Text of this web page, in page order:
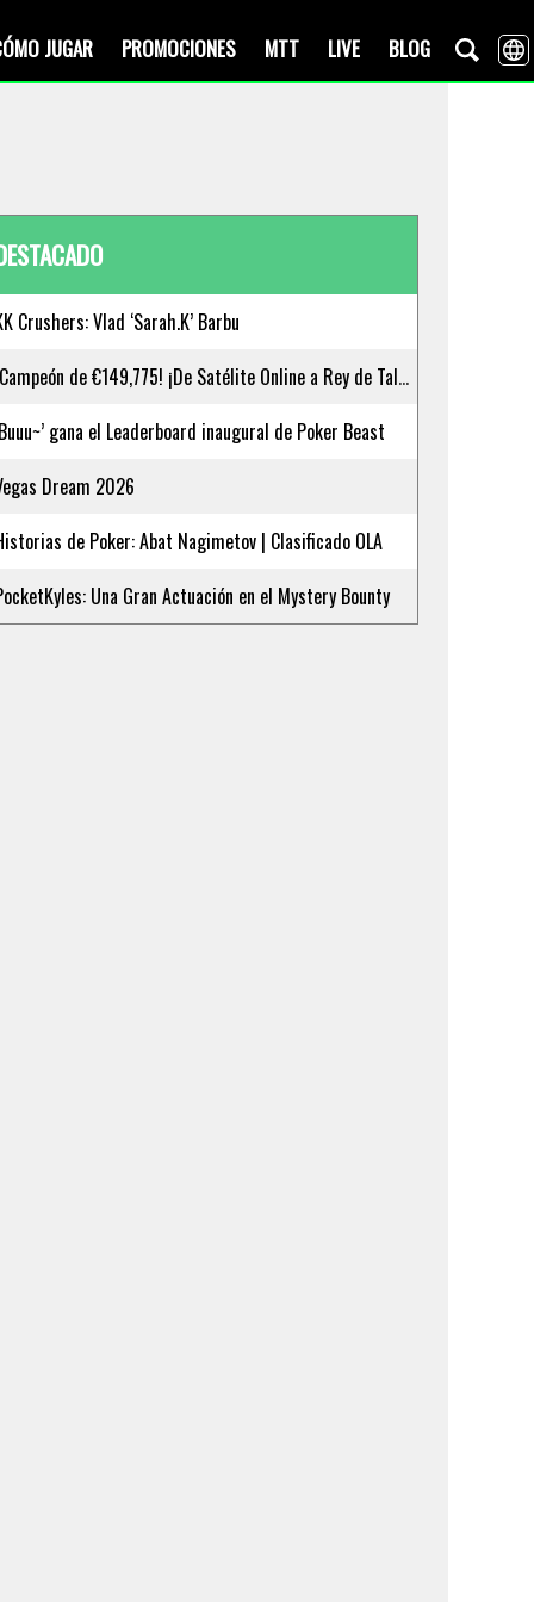
BLOG
LIVE
MTT
PROMOCIONES
JUGAR
Crushers: Vlad ‘Sarah.K’ Barbu
¡Campeón de €149,775! ¡De Satélite Online a Rey de Tallinn!
gana el Leaderboard inaugural de Poker Beast
Dream 2026
de Poker: Abat Nagimetov | Clasificado OLA
Una Gran Actuación en el Mystery Bounty